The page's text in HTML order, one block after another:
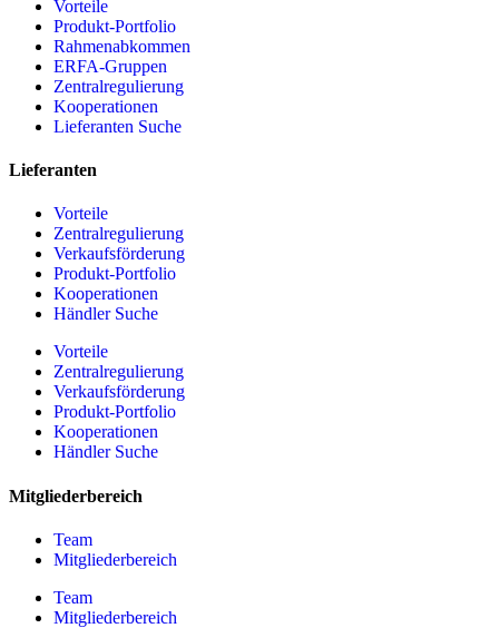
Vorteile
Produkt-Portfolio
Rahmenabkommen
ERFA-Gruppen
Zentralregulierung
Kooperationen
Lieferanten Suche
Lieferanten
Vorteile
Zentralregulierung
Verkaufsförderung
Produkt-Portfolio
Kooperationen
Händler Suche
Vorteile
Zentralregulierung
Verkaufsförderung
Produkt-Portfolio
Kooperationen
Händler Suche
Mitgliederbereich
Team
Mitgliederbereich
Team
Mitgliederbereich